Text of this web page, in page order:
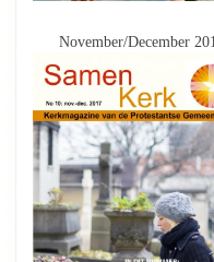
November/December